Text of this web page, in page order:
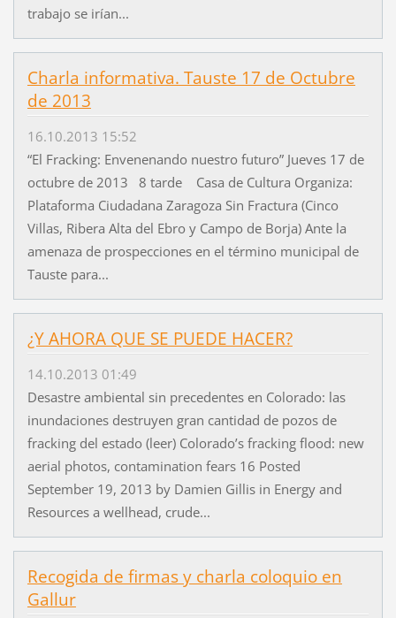
trabajo se irían...
Charla informativa. Tauste 17 de Octubre
de 2013
16.10.2013 15:52
“El Fracking: Envenenando nuestro futuro” Jueves 17 de
octubre de 2013 8 tarde Casa de Cultura Organiza:
Plataforma Ciudadana Zaragoza Sin Fractura (Cinco
Villas, Ribera Alta del Ebro y Campo de Borja) Ante la
amenaza de prospecciones en el término municipal de
Tauste para...
¿Y AHORA QUE SE PUEDE HACER?
14.10.2013 01:49
Desastre ambiental sin precedentes en Colorado: las
inundaciones destruyen gran cantidad de pozos de
fracking del estado (leer) Colorado’s fracking flood: new
aerial photos, contamination fears 16 Posted
September 19, 2013 by Damien Gillis in Energy and
Resources a wellhead, crude...
Recogida de firmas y charla coloquio en
Gallur